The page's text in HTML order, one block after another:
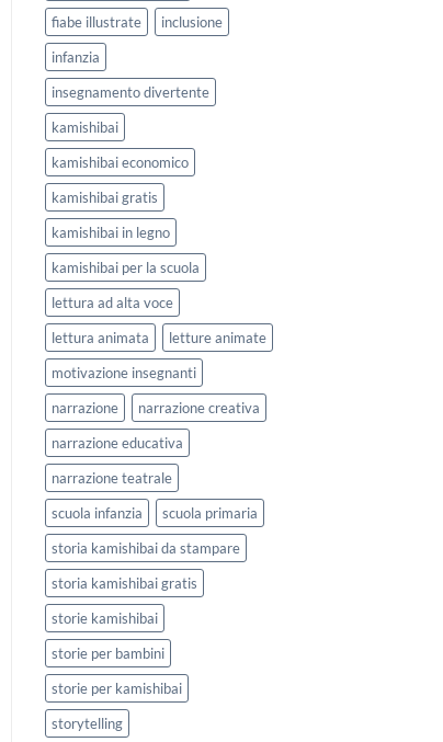
fiabe illustrate
inclusione
infanzia
insegnamento divertente
kamishibai
kamishibai economico
kamishibai gratis
kamishibai in legno
kamishibai per la scuola
lettura ad alta voce
lettura animata
letture animate
motivazione insegnanti
narrazione
narrazione creativa
narrazione educativa
narrazione teatrale
scuola infanzia
scuola primaria
storia kamishibai da stampare
storia kamishibai gratis
storie kamishibai
storie per bambini
storie per kamishibai
storytelling